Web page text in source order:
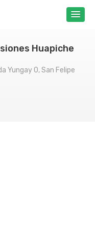
Huapiche
Yungay 0, San Felipe